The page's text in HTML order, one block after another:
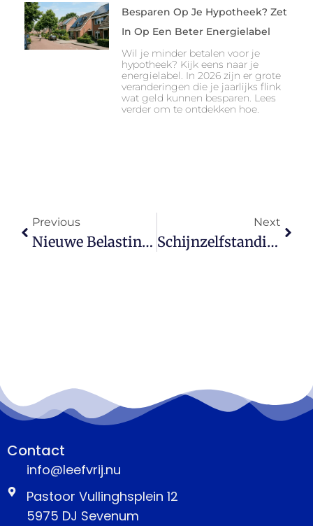
Besparen Op Je Hypotheek? Zet
In Op Een Beter Energielabel
Wil je minder betalen voor je
hypotheek? Kijk eens naar je
energielabel. In 2026 zijn er grote
veranderingen die je jaarlijks flink
wat geld kunnen besparen. Lees
verder om te ontdekken hoe.
Previous
Nieuwe Belastingregels: Wat Betekent Het Voor Jouw Familiehypotheek?
Next
Schijnzelfstandigheid Vermijden: Zo Huur Je Veilig Zzp’ers In
Contact
info@leefvrij.nu
Pastoor Vullinghsplein 12
5975 DJ Sevenum